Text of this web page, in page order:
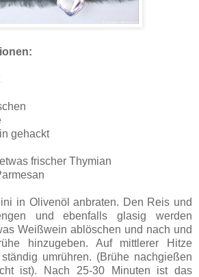
gehackt
frischer Thymian
in Olivenöl anbraten. Den Reis und
und ebenfalls glasig werden
Weißwein ablöschen und nach und
hinzugeben. Auf mittlerer Hitze
umrühren. (Brühe nachgießen
ist). Nach 25-30 Minuten ist das